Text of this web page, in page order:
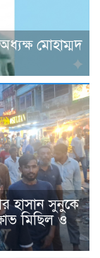
মোহাম্মদ
হাসান সুনুকে
মিছিল ও